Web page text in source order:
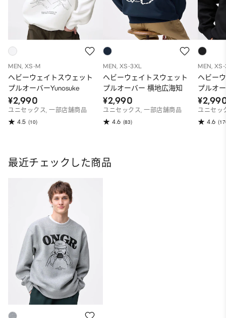
MEN, XS-M
ヘビーウェイトスウェット
プルオーバーYunosuke
¥2,990
ユニセックス, 一部店舗商品
4.5 (10)
MEN, XS-3XL
ヘビーウェイトスウェット
プルオーバー 横地広海知
¥2,990
ユニセックス, 一部店舗商品
4.6 (83)
MEN,
ヘビー
プルオ
ユニセッ
4.6
最近チェックした商品